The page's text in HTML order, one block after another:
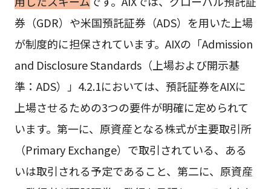
券（GDR）や米国預託証券（ADS）を用いた上場
が制度的に担保されています。AIXの「Admission
and Disclosure Standards（上場および開示基
準：ADS）」4.2.1においては、預託証券をAIXに
上場させるための3つの要件が明確に定められて
います。第一に、原資産となる株式が主要取引所
（Primary Exchange）で取引されている、ある
いは取引される予定であること、第二に、原資産